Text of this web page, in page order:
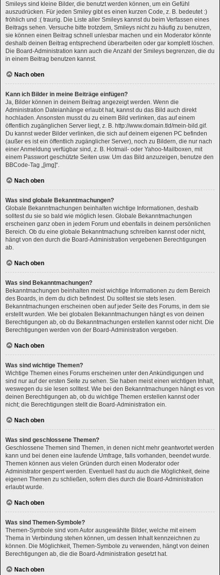
Smileys sind kleine Bilder, die benutzt werden können, um ein Gefühl
auszudrücken. Für jeden Smiley gibt es einen kurzen Code, z. B. bedeutet :)
fröhlich und :( traurig. Die Liste aller Smileys kannst du beim Verfassen eines
Beitrags sehen. Versuche bitte trotzdem, Smileys nicht zu häufig zu benutzen,
sie können einen Beitrag schnell unlesbar machen und ein Moderator könnte
deshalb deinen Beitrag entsprechend überarbeiten oder gar komplett löschen.
Die Board-Administration kann auch die Anzahl der Smileys begrenzen, die du
in einem Beitrag benutzen kannst.
Nach oben
Kann ich Bilder in meine Beiträge einfügen?
Ja, Bilder können in deinem Beitrag angezeigt werden. Wenn die
Administration Dateianhänge erlaubt hat, kannst du das Bild auch direkt
hochladen. Ansonsten musst du zu einem Bild verlinken, das auf einem
öffentlich zugänglichen Server liegt, z. B. http://www.domain.tld/mein-bild.gif.
Du kannst weder Bilder verlinken, die sich auf deinem eigenen PC befinden
(außer es ist ein öffentlich zugänglicher Server), noch zu Bildern, die nur nach
einer Anmeldung verfügbar sind, z. B. Hotmail- oder Yahoo-Mailboxen, mit
einem Passwort geschützte Seiten usw. Um das Bild anzuzeigen, benutze den
BBCode-Tag „[img]“.
Nach oben
Was sind globale Bekanntmachungen?
Globale Bekanntmachungen beinhalten wichtige Informationen, deshalb
solltest du sie so bald wie möglich lesen. Globale Bekanntmachungen
erscheinen ganz oben in jedem Forum und ebenfalls in deinem persönlichen
Bereich. Ob du eine globale Bekanntmachung schreiben kannst oder nicht,
hängt von den durch die Board-Administration vergebenen Berechtigungen
ab.
Nach oben
Was sind Bekanntmachungen?
Bekanntmachungen beinhalten meist wichtige Informationen zu dem Bereich
des Boards, in dem du dich befindest. Du solltest sie stets lesen.
Bekanntmachungen erscheinen oben auf jeder Seite des Forums, in dem sie
erstellt wurden. Wie bei globalen Bekanntmachungen hängt es von deinen
Berechtigungen ab, ob du Bekanntmachungen erstellen kannst oder nicht. Die
Berechtigungen werden von der Board-Administration vergeben.
Nach oben
Was sind wichtige Themen?
Wichtige Themen eines Forums erscheinen unter den Ankündigungen und
sind nur auf der ersten Seite zu sehen. Sie haben meist einen wichtigen Inhalt,
weswegen du sie lesen solltest. Wie bei den Bekanntmachungen hängt es von
deinen Berechtigungen ab, ob du wichtige Themen erstellen kannst oder
nicht; die Berechtigungen stellt die Board-Administration ein.
Nach oben
Was sind geschlossene Themen?
Geschlossene Themen sind Themen, in denen nicht mehr geantwortet werden
kann und bei denen eine laufende Umfrage, falls vorhanden, beendet wurde.
Themen können aus vielen Gründen durch einen Moderator oder
Administrator gesperrt werden. Eventuell hast du auch die Möglichkeit, deine
eigenen Themen zu schließen, sofern dies durch die Board-Administration
erlaubt wurde.
Nach oben
Was sind Themen-Symbole?
Themen-Symbole sind vom Autor ausgewählte Bilder, welche mit einem
Thema in Verbindung stehen können, um dessen Inhalt kennzeichnen zu
können. Die Möglichkeit, Themen-Symbole zu verwenden, hängt von deinen
Berechtigungen ab, die die Board-Administration gesetzt hat.
Nach oben